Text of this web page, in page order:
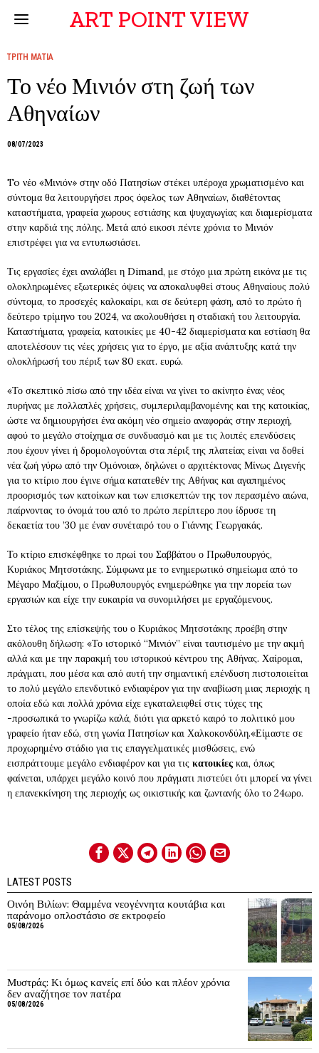
ART POINT VIEW
ΤΡΙΤΗ ΜΑΤΙΑ
Το νέο Μινιόν στη ζωή των
Αθηναίων
08/07/2023
To νέο «Μινιόν» στην οδό Πατησίων στέκει υπέροχα χρωματισμένο και
σύντομα θα λειτουργήσει προς όφελος των Αθηναίων, διαθέτοντας
καταστήματα, γραφεία χωρους εστιάσης και ψυχαγωγίας και διαμερίσματα
στην καρδιά της πόλης. Μετά από εικοσι πέντε χρόνια το Μινιόν
επιστρέφει για να εντυπωσιάσει.
Τις εργασίες έχει αναλάβει η Dimand, με στόχο μια πρώτη εικόνα με τις
ολοκληρωμένες εξωτερικές όψεις να αποκαλυφθεί στους Αθηναίους πολύ
σύντομα, το προσεχές καλοκαίρι, και σε δεύτερη φάση, από το πρώτο ή
δεύτερο τρίμηνο του 2024, να ακολουθήσει η σταδιακή του λειτουργία.
Καταστήματα, γραφεία, κατοικίες με 40-42 διαμερίσματα και εστίαση θα
αποτελέσουν τις νέες χρήσεις για το έργο, με αξία ανάπτυξης κατά την
ολοκλήρωσή του πέριξ των 80 εκατ. ευρώ.
«Το σκεπτικό πίσω από την ιδέα είναι να γίνει το ακίνητο ένας νέος
πυρήνας με πολλαπλές χρήσεις, συμπεριλαμβανομένης και της κατοικίας,
ώστε να δημιουργήσει ένα ακόμη νέο σημείο αναφοράς στην περιοχή,
αφού το μεγάλο στοίχημα σε συνδυασμό και με τις λοιπές επενδύσεις
που έχουν γίνει ή δρομολογούνται στα πέριξ της πλατείας είναι να δοθεί
νέα ζωή γύρω από την Ομόνοια», δηλώνει ο αρχιτέκτονας Μίνως Διγενής
για το κτίριο που έγινε σήμα κατατεθέν της Αθήνας και αγαπημένος
προορισμός των κατοίκων και των επισκεπτών της τον περασμένο αιώνα,
παίρνοντας το όνομά του από το πρώτο περίπτερο που ίδρυσε τη
δεκαετία του ’30 με έναν συνέταιρό του ο Γιάννης Γεωργακάς.
Το κτίριο επισκέφθηκε το πρωί του Σαββάτου ο Πρωθυπουργός,
Κυριάκος Μητσοτάκης. Σύμφωνα με το ενημερωτικό σημείωμα από το
Μέγαρο Μαξίμου, ο Πρωθυπουργός ενημερώθηκε για την πορεία των
εργασιών και είχε την ευκαιρία να συνομιλήσει με εργαζόμενους.
Στο τέλος της επίσκεψής του ο Κυριάκος Μητσοτάκης προέβη στην
ακόλουθη δήλωση: «Το ιστορικό “Μινιόν” είναι ταυτισμένο με την ακμή
αλλά και με την παρακμή του ιστορικού κέντρου της Αθήνας. Χαίρομαι,
πράγματι, που μέσα και από αυτή την σημαντική επένδυση πιστοποιείται
το πολύ μεγάλο επενδυτικό ενδιαφέρον για την αναβίωση μιας περιοχής η
οποία εδώ και πολλά χρόνια είχε εγκαταλειφθεί στις τύχες της
-προσωπικά το γνωρίζω καλά, διότι για αρκετό καιρό το πολιτικό μου
γραφείο ήταν εδώ, στη γωνία Πατησίων και Χαλκοκονδύλη.«Είμαστε σε
προχωρημένο στάδιο για τις επαγγελματικές μισθώσεις, ενώ
εισπράττουμε μεγάλο ενδιαφέρον και για τις κατοικίες και, όπως
φαίνεται, υπάρχει μεγάλο κοινό που πράγματι πιστεύει ότι μπορεί να γίνει
η επανεκκίνηση της περιοχής ως οικιστικής και ζωντανής όλο το 24ωρο.
LATEST POSTS
Οινόη Βιλίων: Θαμμένα νεογέννητα κουτάβια και
παράνομο οπλοστάσιο σε εκτροφείο
05/08/2026
Μυστράς: Κι όμως κανείς επί δύο και πλέον χρόνια
δεν αναζήτησε τον πατέρα
05/08/2026